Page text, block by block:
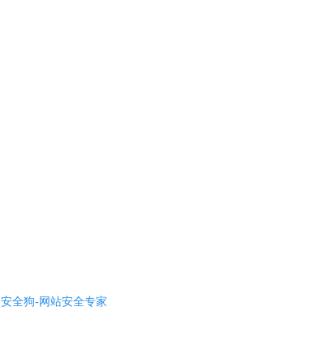
安全狗-网站安全专家